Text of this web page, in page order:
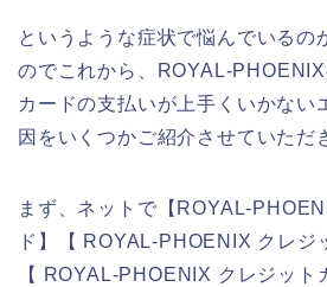
というような症状で悩んでいるの
のでこれから、ROYAL-
カードの支払いが上手くいかない
因をいくつかご紹介させていただ
まず、ネットで【ROYAL-
ド】【 ROYAL-PHOENIX クレ
【 ROYAL-PHOENIX クレジッ